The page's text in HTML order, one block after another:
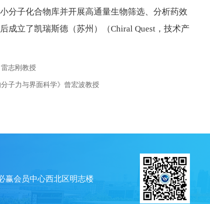
分子化合物库并开展高通量生物筛选、分析药效
成立了凯瑞斯德（苏州）（Chiral Quest，技术产
志刚教授
子力与界面科学》曾宏波教授
赢会员中心西北区明志楼